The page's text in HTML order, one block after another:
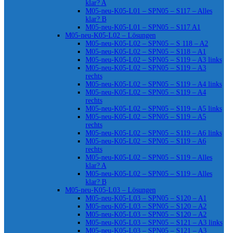
klar? A
M05-neu-K05-L01 – SPN05 – S117 – Alles
klar? B
M05-neu-K05-L01 – SPN05 – S117 A1
M05-neu-K05-L02 – Lösungen
M05-neu-K05-L02 – SPN05 – S 118 – A2
M05-neu-K05-L02 – SPN05 – S118 – A1
M05-neu-K05-L02 – SPN05 – S119 – A3 links
M05-neu-K05-L02 – SPN05 – S119 – A3
rechts
M05-neu-K05-L02 – SPN05 – S119 – A4 links
M05-neu-K05-L02 – SPN05 – S119 – A4
rechts
M05-neu-K05-L02 – SPN05 – S119 – A5 links
M05-neu-K05-L02 – SPN05 – S119 – A5
rechts
M05-neu-K05-L02 – SPN05 – S119 – A6 links
M05-neu-K05-L02 – SPN05 – S119 – A6
rechts
M05-neu-K05-L02 – SPN05 – S119 – Alles
klar? A
M05-neu-K05-L02 – SPN05 – S119 – Alles
klar? B
M05-neu-K05-L03 – Lösungen
M05-neu-K05-L03 – SPN05 – S120 – A1
M05-neu-K05-L03 – SPN05 – S120 – A2
M05-neu-K05-L03 – SPN05 – S120 – A2
M05-neu-K05-L03 – SPN05 – S121 – A3 links
M05-neu-K05-L03 – SPN05 – S121 – A3